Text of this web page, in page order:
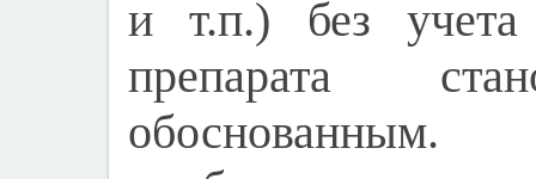
и т.п.) без учета
препарата